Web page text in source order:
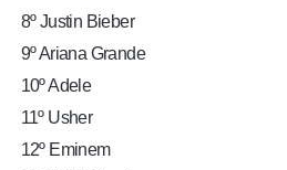
8º Justin Bieber
9º Ariana Grande
10º Adele
11º Usher
12º Eminem